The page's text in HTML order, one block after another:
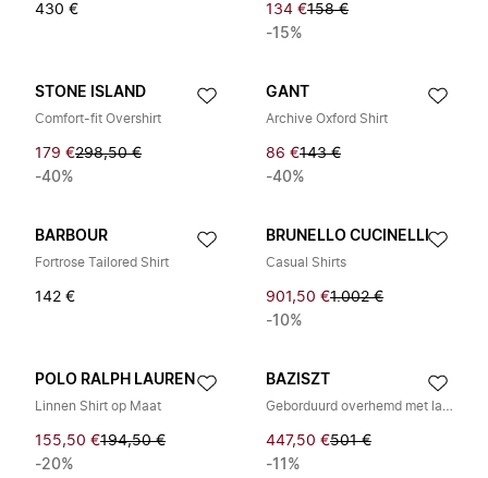
430 € 134 €158 €
-15%
STONE ISLAND
Comfort-fit Overshirt
179 €298,50 €
-40%
GANT
Archive Oxford Shirt
86 €143 €
-40%
BARBOUR
Fortrose Tailored Shirt
142 €
BRUNELLO CUCINELLI
Casual Shirts
901,50 €1.002 €
-10%
POLO RALPH LAUREN
Linnen Shirt op Maat
155,50 €194,50 €
-20%
BAZISZT
Geborduurd overhemd met lange mouwen
447,50 €501 €
-11%